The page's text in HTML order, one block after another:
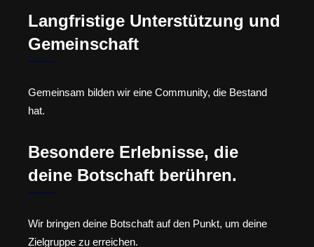
Langfristige Unterstützung und
Gemeinschaft
Gemeinsam bilden wir eine Community, die Bestand
hat.
Besondere Erlebnisse, die
deine Botschaft berühren.
Wir bringen deine Botschaft auf den Punkt, um deine
Zielgruppe zu erreichen.